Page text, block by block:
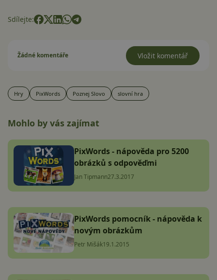
Sdílejte:
Žádné komentáře Vložit komentář
Hry PixWords Poznej Slovo slovní hra
Mohlo by vás zajímat
PixWords - nápověda pro 5200
obrázků s odpověďmi
Jan Tipmann27.3.2017
PixWords pomocník - nápověda k
novým obrázkům
Petr Mišák19.1.2015